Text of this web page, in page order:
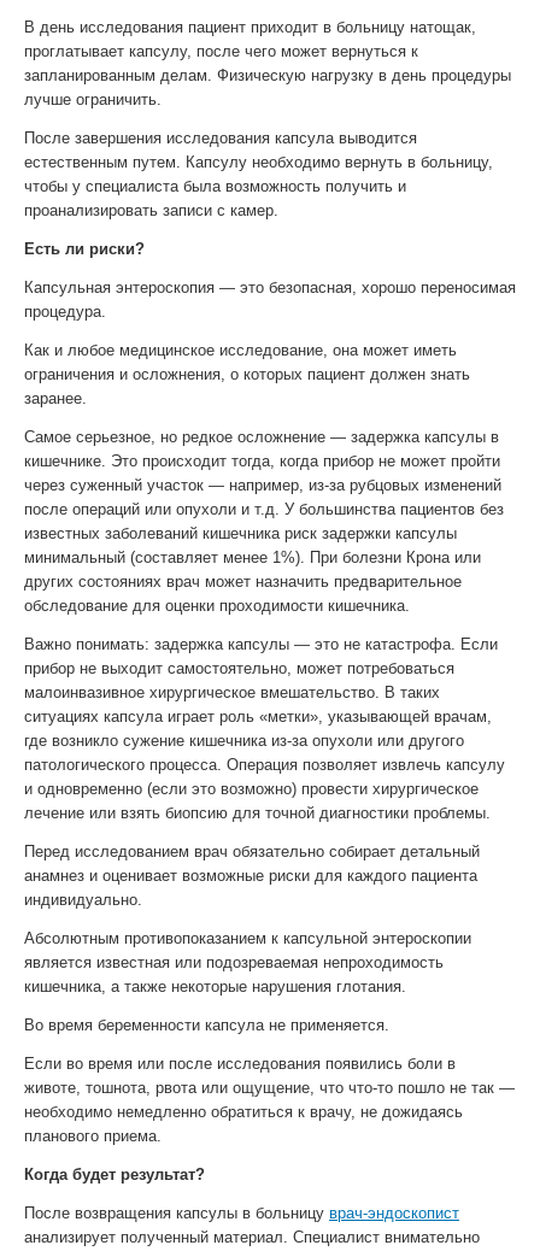
В день исследования пациент приходит в больницу натощак,
проглатывает капсулу, после чего может вернуться к
запланированным делам. Физическую нагрузку в день процедуры
лучше ограничить.
После завершения исследования капсула выводится
естественным путем. Капсулу необходимо вернуть в больницу,
чтобы у специалиста была возможность получить и
проанализировать записи с камер.
Есть ли риски?
Капсульная энтероскопия — это безопасная, хорошо переносимая
процедура.
Как и любое медицинское исследование, она может иметь
ограничения и осложнения, о которых пациент должен знать
заранее.
Самое серьезное, но редкое осложнение — задержка капсулы в
кишечнике. Это происходит тогда, когда прибор не может пройти
через суженный участок — например, из-за рубцовых изменений
после операций или опухоли и т.д. У большинства пациентов без
известных заболеваний кишечника риск задержки капсулы
минимальный (составляет менее 1%). При болезни Крона или
других состояниях врач может назначить предварительное
обследование для оценки проходимости кишечника.
Важно понимать: задержка капсулы — это не катастрофа. Если
прибор не выходит самостоятельно, может потребоваться
малоинвазивное хирургическое вмешательство. В таких
ситуациях капсула играет роль «метки», указывающей врачам,
где возникло сужение кишечника из-за опухоли или другого
патологического процесса. Операция позволяет извлечь капсулу
и одновременно (если это возможно) провести хирургическое
лечение или взять биопсию для точной диагностики проблемы.
Перед исследованием врач обязательно собирает детальный
анамнез и оценивает возможные риски для каждого пациента
индивидуально.
Абсолютным противопоказанием к капсульной энтероскопии
является известная или подозреваемая непроходимость
кишечника, а также некоторые нарушения глотания.
Во время беременности капсула не применяется.
Если во время или после исследования появились боли в
животе, тошнота, рвота или ощущение, что что-то пошло не так —
необходимо немедленно обратиться к врачу, не дожидаясь
планового приема.
Когда будет результат?
После возвращения капсулы в больницу врач-эндоскопист
анализирует полученный материал. Специалист внимательно